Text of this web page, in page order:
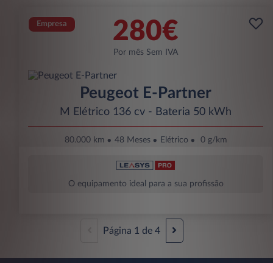
Empresa 280€
Por mês Sem IVA
Peugeot E-Partner
M Elétrico 136 cv - Bateria 50 kWh
80.000 km 48 Meses Elétrico 0 g/km
O equipamento ideal para a sua profissão
Página 1 de 4